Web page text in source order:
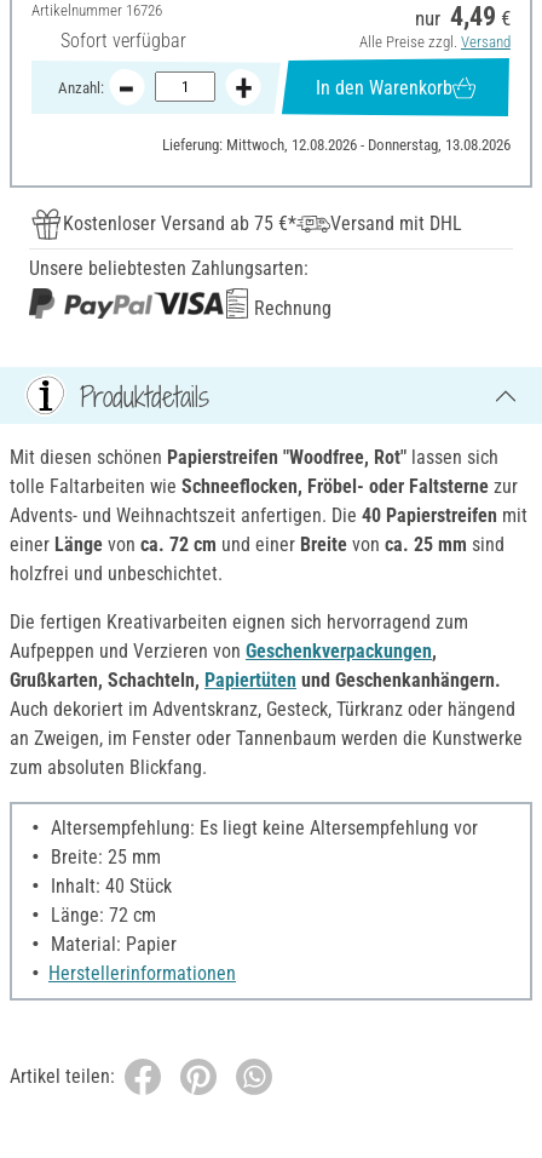
Artikelnummer 16726
Sofort verfügbar
nur 4,49 €
Alle Preise zzgl. Versand
Anzahl: In den Warenkorb
Lieferung: Mittwoch, 12.08.2026 - Donnerstag, 13.08.2026
Kostenloser Versand ab 75 €*
Versand mit DHL
Unsere beliebtesten Zahlungsarten:
Rechnung
Produktdetails
Mit diesen schönen Papierstreifen "Woodfree, Rot" lassen sich
tolle Faltarbeiten wie Schneeflocken, Fröbel- oder Faltsterne zur
Advents- und Weihnachtszeit anfertigen. Die 40 Papierstreifen mit
einer Länge von ca. 72 cm und einer Breite von ca. 25 mm sind
holzfrei und unbeschichtet.
Die fertigen Kreativarbeiten eignen sich hervorragend zum
Aufpeppen und Verzieren von Geschenkverpackungen,
Grußkarten, Schachteln, Papiertüten und Geschenkanhängern.
Auch dekoriert im Adventskranz, Gesteck, Türkranz oder hängend
an Zweigen, im Fenster oder Tannenbaum werden die Kunstwerke
zum absoluten Blickfang.
Altersempfehlung: Es liegt keine Altersempfehlung vor
Breite: 25 mm
Inhalt: 40 Stück
Länge: 72 cm
Material: Papier
Herstellerinformationen
Artikel teilen: